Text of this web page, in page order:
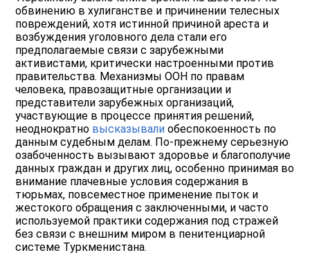
обвинению в хулиганстве и причинении телесных
повреждений, хотя истинной причиной ареста и
возбуждения уголовного дела стали его
предполагаемые связи с зарубежными
активистами, критически настроенными против
правительства. Механизмы ООН по правам
человека, правозащитные организации и
представители зарубежных организаций,
участвующие в процессе принятия решений,
неоднократно высказывали обеспокоенность по
данным судебным делам. По-прежнему серьезную
озабоченность вызывают здоровье и благополучие
данных граждан и других лиц, особенно принимая во
внимание плачевные условия содержания в
тюрьмах, повсеместное применение пыток и
жестокого обращения c заключенными, и часто
используемой практики содержания под стражей
без связи с внешним миром в пенитенциарной
системе Туркменистана.